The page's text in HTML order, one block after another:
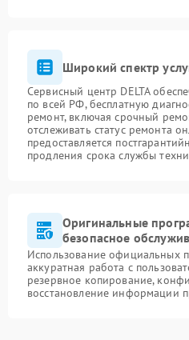
Широкий спектр
Сервисный центр DELTA
по всей РФ, бесплатную
ремонт, включая срочный
отслеживать статус ремонта
предоставляется
продления срока службы
Оригинальные
безопасное
Использование официальных
аккуратная работа с
резервное копирование,
восстановление информации